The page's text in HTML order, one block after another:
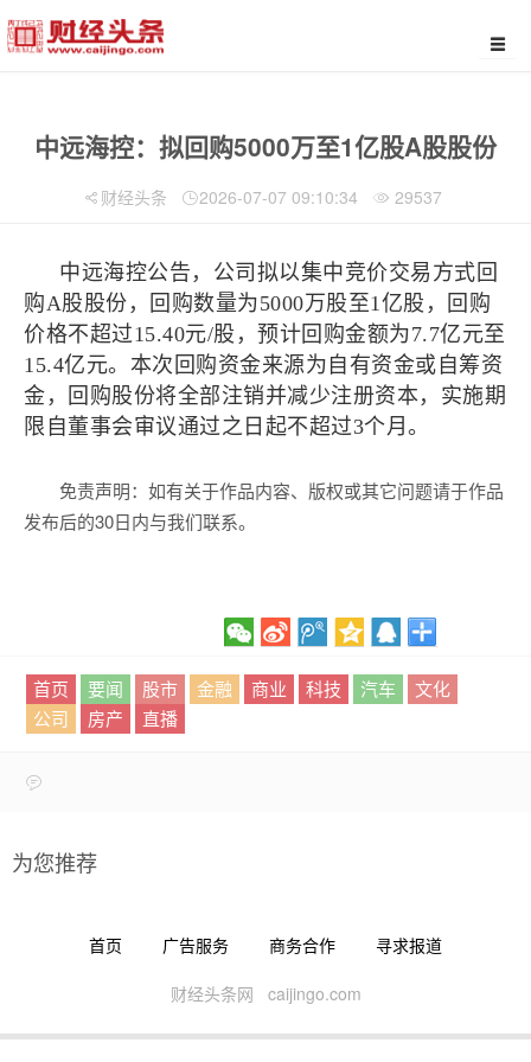
中远海控：拟回购5000万至1亿股A股股份
财经头条 2026-07-07 09:10:34 29537
中远海控公告，公司拟以集中竞价交易方式回
购A股股份，回购数量为5000万股至1亿股，回购
价格不超过15.40元/股，预计回购金额为7.7亿元至
15.4亿元。本次回购资金来源为自有资金或自筹资
金，回购股份将全部注销并减少注册资本，实施期
限自董事会审议通过之日起不超过3个月。
免责声明：如有关于作品内容、版权或其它问题请于作品
发布后的30日内与我们联系。
首页 要闻 股市 金融 商业 科技 汽车
文化
公司
房产 直播
为您推荐
首页 广告服务 商务合作 寻求报道
财经头条网 caijingo.com